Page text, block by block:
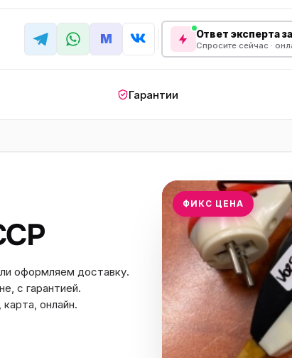
M Ответ эксперта
Спросите сейчас ·
Посудомоечная
машина
Беговая дорожка
Духовой шкаф
Холодильный шкаф Встраиваемая свч
Осушитель воздуха
Гарантии
оформляем доставку.
с гарантией.
онлайн.
ФИКС ЦЕНА